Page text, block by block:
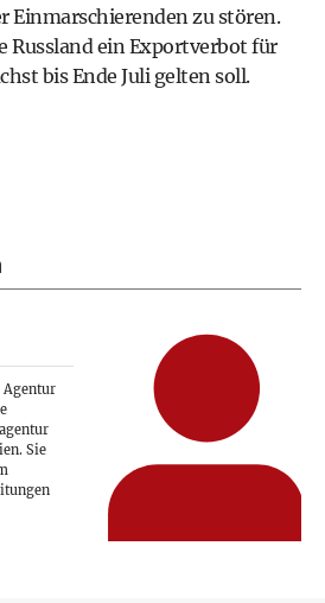
Einmarschierenden zu stören.
Russland ein Exportverbot für
bis Ende Juli gelten soll.
Agentur
Sie